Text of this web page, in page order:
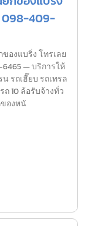
098-409-
ของแบริ่ง โทรเลย
— บริการให้
น รถเฮี๊ยบ รถเทรล
ถ 10 ล้อรับจ้างทั่ว
องหนั